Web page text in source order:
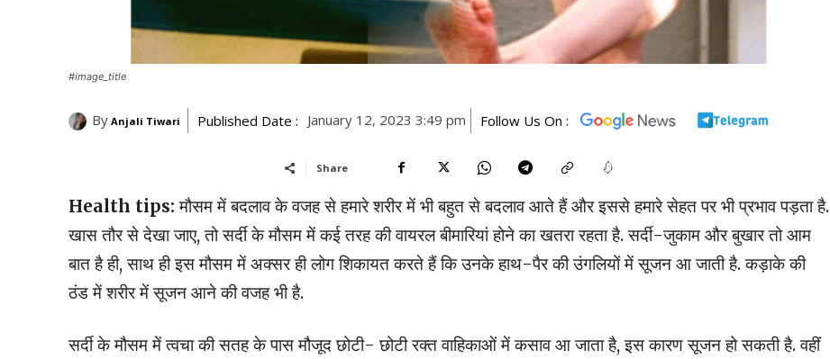
#image_title
By Anjali Tiwari Published Date : January 12, 2023 3:49 pm Follow Us On :
Share
Health tips: मौसम में बदलाव के वजह से हमारे शरीर में भी बहुत से बदलाव आते हैं और इससे हमारे सेहत पर भी प्रभाव पड़ता है.
खास तौर से देखा जाए, तो सर्दी के मौसम में कई तरह की वायरल बीमारियां होने का खतरा रहता है. सर्दी-जुकाम और बुखार तो आम
बात है ही, साथ ही इस मौसम में अक्सर ही लोग शिकायत करते हैं कि उनके हाथ-पैर की उंगलियों में सूजन आ जाती है. कड़ाके की
ठंड में शरीर में सूजन आने की वजह भी है.
सर्दी के मौसम में त्वचा की सतह के पास मौजूद छोटी- छोटी रक्त वाहिकाओं में कसाव आ जाता है, इस कारण सूजन हो सकती है. वहीं